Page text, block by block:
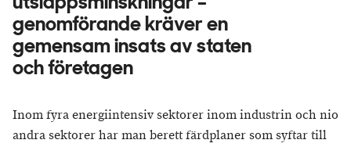
genomförande kräver en
gemensam insats av staten
och företagen
Inom fyra energiintensiv sektorer inom industrin och nio
andra sektorer har man berett färdplaner som syftar till